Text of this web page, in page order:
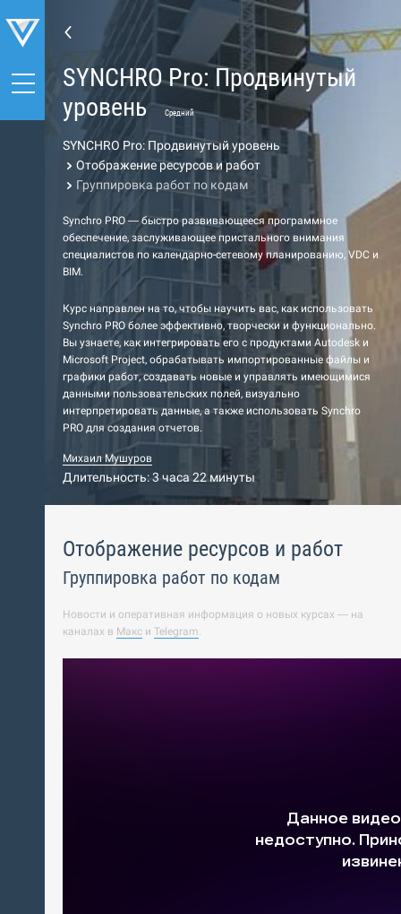
SYNCHRO Pro: Продвинутый
уровень
Средний
SYNCHRO Pro: Продвинутый уровень
Отображение ресурсов и работ
Группировка работ по кодам
Synchro PRO — быстро развивающееся программное
обеспечение, заслуживающее пристального внимания
специалистов по календарно-сетевому планированию, VDC и
BIM.
Курс направлен на то, чтобы научить вас, как использовать
Synchro PRO более эффективно, творчески и функционально.
Вы узнаете, как интегрировать его с продуктами Autodesk и
Microsoft Project, обрабатывать импортированные файлы и
графики работ, создавать новые и управлять имеющимися
данными пользовательских полей, визуально
интерпретировать данные, а также использовать Synchro
PRO для создания отчетов.
Михаил Мушуров
Длительность: 3 часа 22 минуты
Отображение ресурсов и работ
Группировка работ по кодам
Новости и оперативная информация о новых курсах — на
каналах в Макс и Telegram.